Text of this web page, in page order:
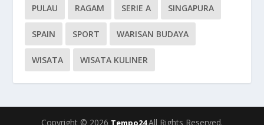
PULAU RAGAM SERIE A SINGAPURA
SPAIN SPORT WARISAN BUDAYA
WISATA WISATA KULINER
Copyright © 2026 Tempo24All Rights Reserved.